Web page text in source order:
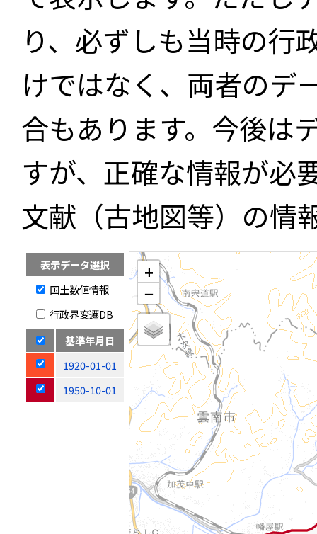
り、必ずしも当時の行
けではなく、両者のデ
合もあります。今後は
すが、正確な情報が必
文献（古地図等）の情
表示データ選択
国土数値情報
行政界変遷DB
基準年月日
1920-01-01
1950-10-01
+
−